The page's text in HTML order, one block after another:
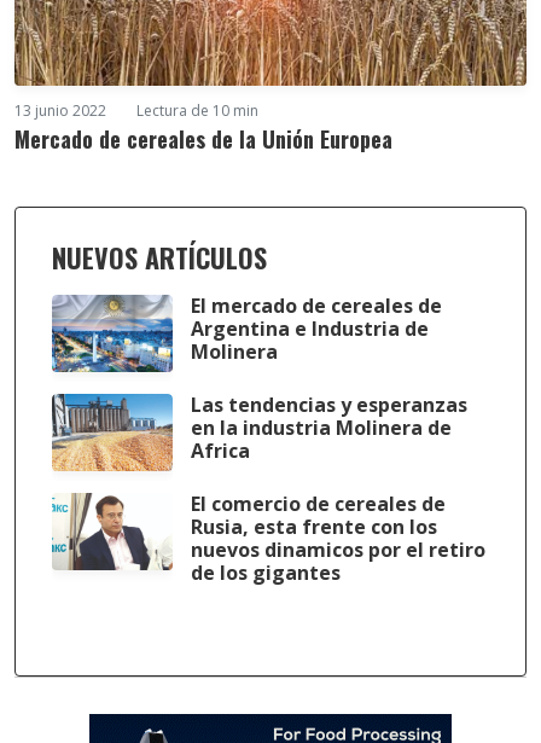
13 junio 2022 Lectura de 10 min
Mercado de cereales de la Unión Europea
NUEVOS ARTÍCULOS
El mercado de cereales de
Argentina e Industria de
Molinera
Las tendencias y esperanzas
en la industria Molinera de
Africa
El comercio de cereales de
Rusia, esta frente con los
nuevos dinamicos por el retiro
de los gigantes